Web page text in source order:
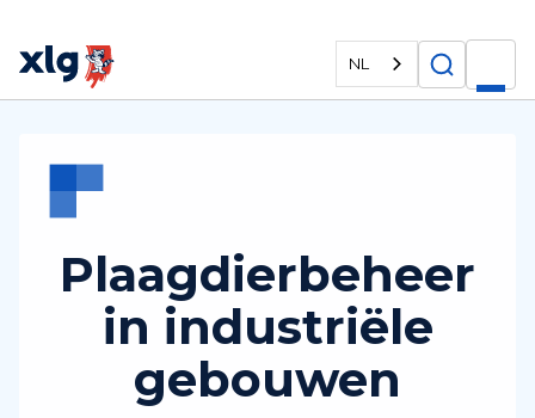
NL
Plaagdierbeheer
in industriële
gebouwen